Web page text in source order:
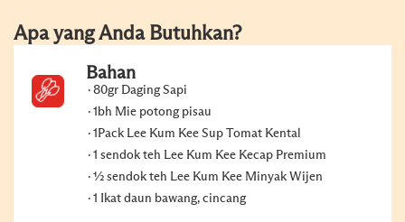
Apa yang Anda Butuhkan?
Bahan
80gr Daging Sapi
1bh Mie potong pisau
1Pack Lee Kum Kee Sup Tomat Kental
1 sendok teh Lee Kum Kee Kecap Premium
½ sendok teh Lee Kum Kee Minyak Wijen
1 Ikat daun bawang, cincang